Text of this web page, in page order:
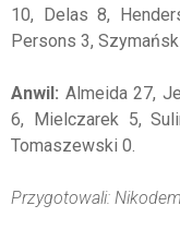
10, Delas 8,
Persons 3,
Anwil: Almeida 27,
6, Mielczarek 5,
Tomaszewski 0.
Przygotowali: